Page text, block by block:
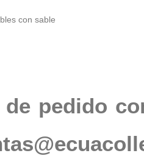
con sable
pedido